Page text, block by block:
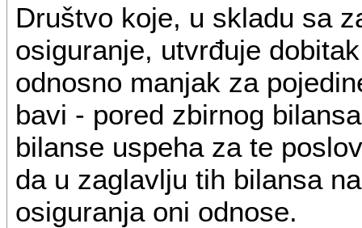
Društvo koje, u skladu sa
osiguranje, utvrđuje
odnosno manjak za
bavi - pored zbirnog
bilanse uspeha za te
da u zaglavlju tih bilansa
osiguranja oni odnose.